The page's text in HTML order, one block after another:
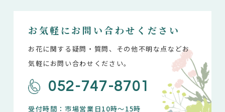
お気軽にお問い合わせください
お花に関する疑問・質問、その他不明な点などお
気軽にお問い合わせください。
052-747-8701
受付時間：市場営業日10時～15時